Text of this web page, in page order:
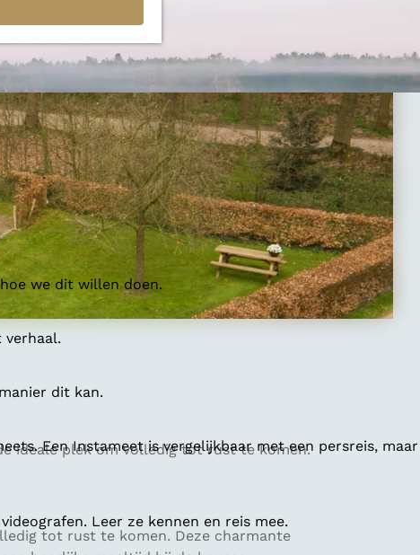
we dit willen doen.
verhaal.
dit kan.
Een Instameet is vergelijkbaar met een persreis, maar
Leer ze kennen en reis mee.
ideale plek om volledig tot rust te komen.
tot rust te komen. Deze charmante